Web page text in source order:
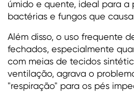
úmido e quente, ideal para a
bactérias e fungos que
Além disso, o uso frequente
fechados, especialmente
com meias de tecidos
ventilação, agrava o
"respiração" para os pés